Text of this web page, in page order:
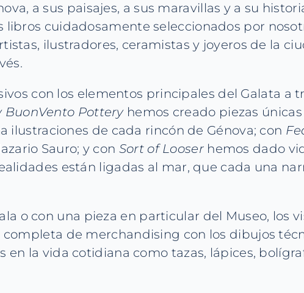
a sus paisajes, a sus maravillas y a su
cuidadosamente seleccionados por
ilustradores, ceramistas y joyeros de la
con los elementos principales del Galata a
BuonVento Potteryhemos creado piezas
ilustraciones de cada rincón de Génova; con
Sauro; y con Sort of Looserhemos dado
están ligadas al mar, que cada una
o con una pieza en particular del Museo, los
de merchandising con los dibujos
en la vida cotidiana como tazas, lápices,